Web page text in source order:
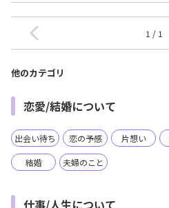
1 / 1
他のカテゴリ
恋愛/結婚について
出会い待ち 恋の予感 片想い
結婚 夫婦のこと
仕事/人生について